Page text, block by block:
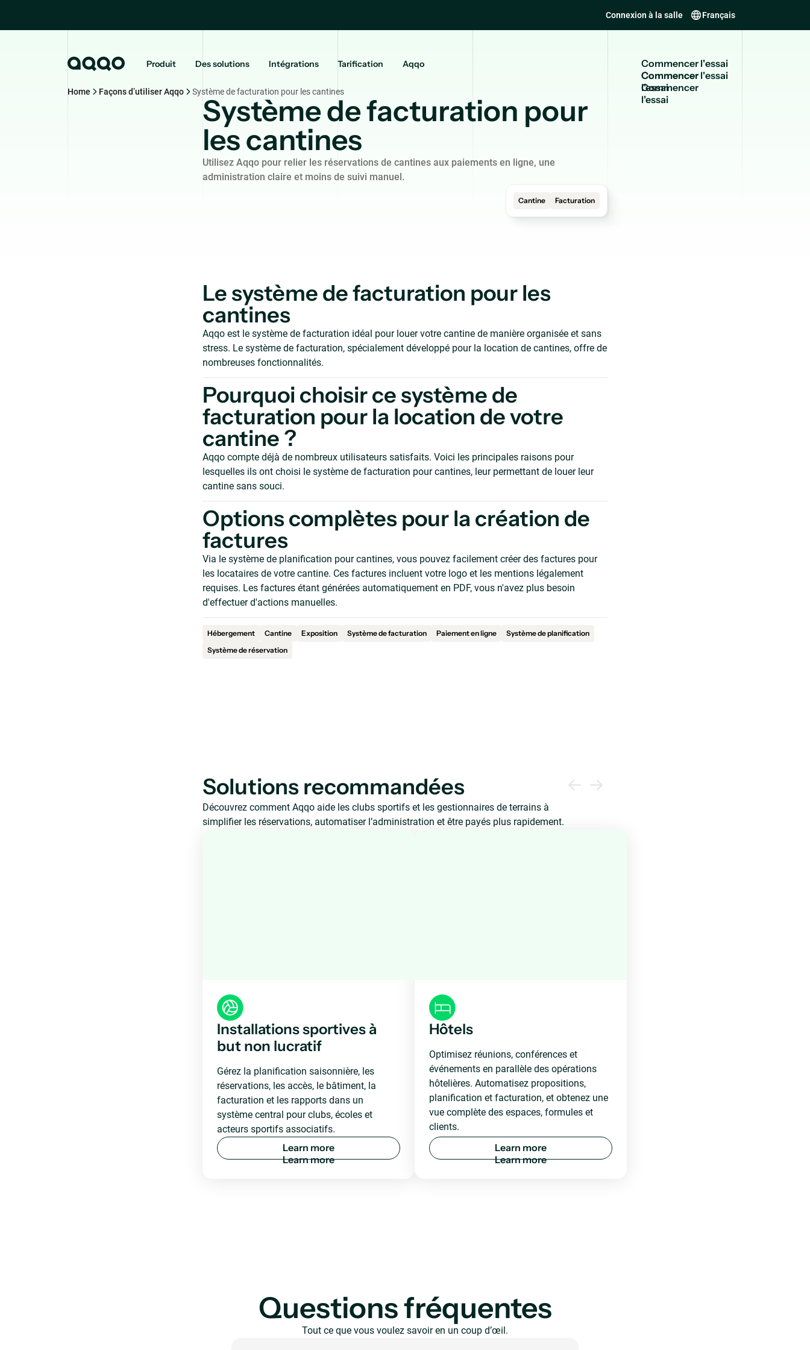
Connexion à la salle Français
Produit Des solutions Intégrations Tarification Aqqo Commencerl'essai
Commencer
l'essai
Home Façons d’utiliser Aqqo Système de facturation pour les cantines
Système de facturation pour
les cantines
Utilisez Aqqo pour relier les réservations de cantines aux paiements en ligne, une
administration claire et moins de suivi manuel.
Cantine Facturation
Le système de facturation pour les
cantines
Aqqo est le système de facturation idéal pour louer votre cantine de manière organisée et sans
stress. Le système de facturation, spécialement développé pour la location de cantines, offre de
nombreuses fonctionnalités.
Pourquoi choisir ce système de
facturation pour la location de votre
cantine ?
Aqqo compte déjà de nombreux utilisateurs satisfaits. Voici les principales raisons pour
lesquelles ils ont choisi le système de facturation pour cantines, leur permettant de louer leur
cantine sans souci.
Options complètes pour la création de
factures
Via le système de planification pour cantines, vous pouvez facilement créer des factures pour
les locataires de votre cantine. Ces factures incluent votre logo et les mentions légalement
requises. Les factures étant générées automatiquement en PDF, vous n'avez plus besoin
d'effectuer d'actions manuelles.
Hébergement Cantine Exposition Système de facturation Paiement en ligne
Système de planification
Système de réservation
Solutions recommandées
Découvrez comment Aqqo aide les clubs sportifs et les gestionnaires de terrains à
simplifier les réservations, automatiser l’administration et être payés plus rapidement.
Installations sportives à
but non lucratif
Gérez la planification saisonnière, les
réservations, les accès, le bâtiment, la
facturation et les rapports dans un
système central pour clubs, écoles et
acteurs sportifs associatifs.
Learn more
Hôtels
Optimisez réunions, conférences et
événements en parallèle des opérations
hôtelières. Automatisez propositions,
planification et facturation, et obtenez une
vue complète des espaces, formules et
clients.
Learn more
Questions fréquentes
Tout ce que vous voulez savoir en un coup d’œil.